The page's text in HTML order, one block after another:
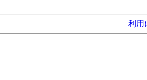
利用